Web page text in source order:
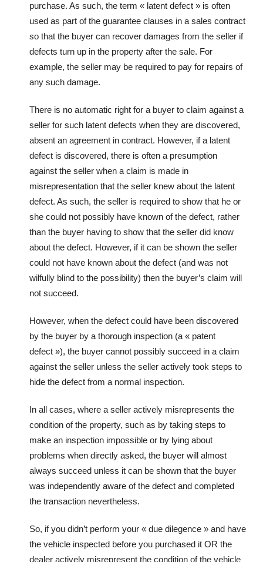
purchase. As such, the term « latent defect » is often
used as part of the guarantee clauses in a sales contract
so that the buyer can recover damages from the seller if
defects turn up in the property after the sale. For
example, the seller may be required to pay for repairs of
any such damage.
There is no automatic right for a buyer to claim against a
seller for such latent defects when they are discovered,
absent an agreement in contract. However, if a latent
defect is discovered, there is often a presumption
against the seller when a claim is made in
misrepresentation that the seller knew about the latent
defect. As such, the seller is required to show that he or
she could not possibly have known of the defect, rather
than the buyer having to show that the seller did know
about the defect. However, if it can be shown the seller
could not have known about the defect (and was not
wilfully blind to the possibility) then the buyer’s claim will
not succeed.
However, when the defect could have been discovered
by the buyer by a thorough inspection (a « patent
defect »), the buyer cannot possibly succeed in a claim
against the seller unless the seller actively took steps to
hide the defect from a normal inspection.
In all cases, where a seller actively misrepresents the
condition of the property, such as by taking steps to
make an inspection impossible or by lying about
problems when directly asked, the buyer will almost
always succeed unless it can be shown that the buyer
was independently aware of the defect and completed
the transaction nevertheless.
So, if you didn’t perform your « due dilegence » and have
the vehicle inspected before you purchased it OR the
dealer actively misrepresent the condition of the vehicle